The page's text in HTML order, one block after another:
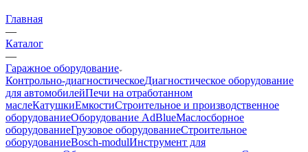
Главная
—
Каталог
—
Гаражное оборудование
Контрольно-диагностическоеДиагностическое оборудование
для автомобилейПечи на отработанном
маслеКатушкиЕмкостиСтроительное и производственное
оборудованиеОборудование AdBlueМаслосборное
оборудованиеГрузовое оборудованиеСтроительное
оборудованиеBosch-modulИнструмент для